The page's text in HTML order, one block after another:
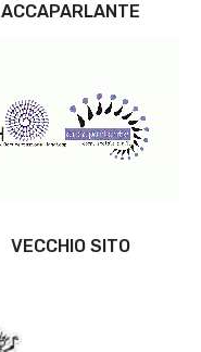
ACCAPARLANTE
VECCHIO SITO